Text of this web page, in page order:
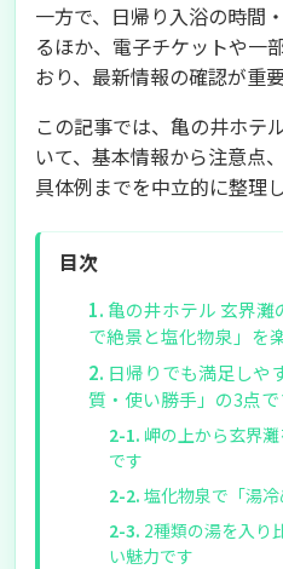
一方で、日帰り入浴の時間
るほか、電子チケットや一
おり、最新情報の確認が重
この記事では、亀の井ホテ
いて、基本情報から注意点
具体例までを中立的に整理し
目次
亀の井ホテル 玄界
で絶景と塩化物泉」を
日帰りでも満足しや
質・使い勝手」の3点
岬の上から玄界
です
塩化物泉で「湯
2種類の湯を入り
い魅力です